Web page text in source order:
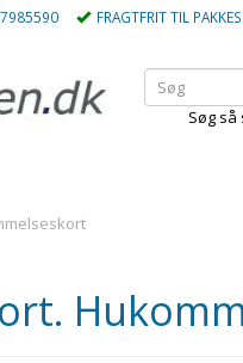
FRAGTFRIT TIL
Søg så